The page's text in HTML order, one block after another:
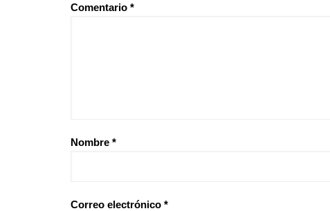
Comentario *
Nombre *
Correo electrónico *